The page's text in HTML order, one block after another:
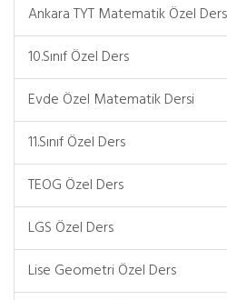
Ankara TYT Matematik Özel Ders
10.Sınıf Özel Ders
Evde Özel Matematik Dersi
11.Sınıf Özel Ders
TEOG Özel Ders
LGS Özel Ders
Lise Geometri Özel Ders